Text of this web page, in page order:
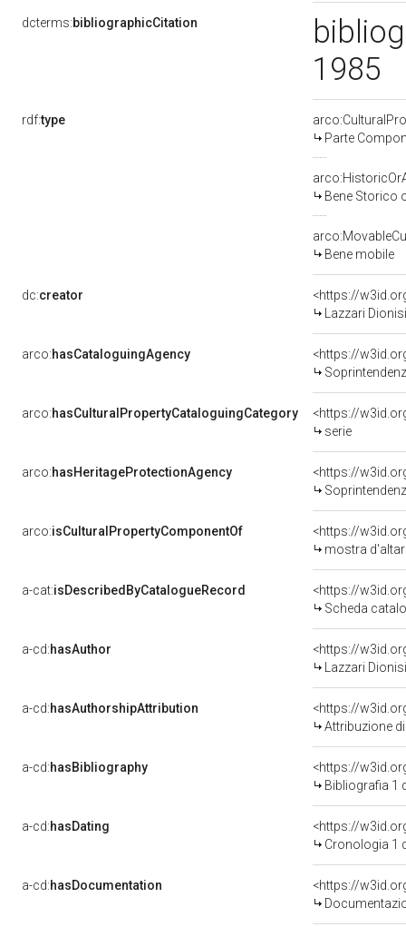
dcterms:bibliographicCitation
1985
rdf:type
Parte
Bene Storico
Bene mobile
dc:creator
<https://
Lazzari
arco:hasCataloguingAgency
<https://
arco:hasCulturalPropertyCataloguingCategory
<https://
serie
arco:hasHeritageProtectionAgency
<https://
arco:isCulturalPropertyComponentOf
<https://
mostra
a-cat:isDescribedByCatalogueRecord
<https://
Scheda
a-cd:hasAuthor
<https://
Lazzari
a-cd:hasAuthorshipAttribution
<https://
Attribuzione
a-cd:hasBibliography
<https://
Bibliografia 1
a-cd:hasDating
<https://
Cronologia 1
a-cd:hasDocumentation